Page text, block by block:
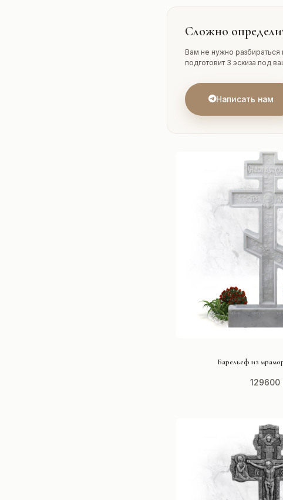
Сложно
Вам не нужно разбираться
подготовит 3 эскиза под
Написать нам
Барельеф из
129600